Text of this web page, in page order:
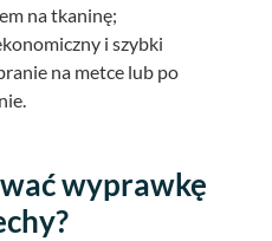
na tkaninę;
i szybki
na metce lub po
wyprawkę